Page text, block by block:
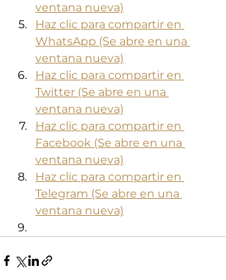
ventana nueva)
Haz clic para compartir en
WhatsApp (Se abre en una
ventana nueva)
Haz clic para compartir en
Twitter (Se abre en una
ventana nueva)
Haz clic para compartir en
Facebook (Se abre en una
ventana nueva)
Haz clic para compartir en
Telegram (Se abre en una
ventana nueva)